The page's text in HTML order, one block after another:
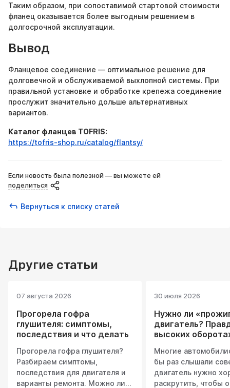
Таким образом, при сопоставимой стартовой стоимости
фланец оказывается более выгодным решением в
долгосрочной эксплуатации.
Вывод
Фланцевое соединение — оптимальное решение для
долговечной и обслуживаемой выхлопной системы. При
правильной установке и обработке крепежа соединение
прослужит значительно дольше альтернативных
вариантов.
Каталог фланцев TOFRIS:
https://tofris-shop.ru/catalog/flantsy/
Если новость была полезной — вы можете ей
поделиться
Вернуться к списку статей
Другие статьи
07 августа 2026
Прогорела гофра
глушителя: симптомы,
последствия и что делать
Прогорела гофра глушителя?
Разбираем симптомы,
последствия для двигателя и
варианты ремонта. Можно ли
30 июля 2026
Нужно ли
двигатель?
высоких
системы
Многие
бы раз слышали
двигатель нужно
раскрутить, чтобы